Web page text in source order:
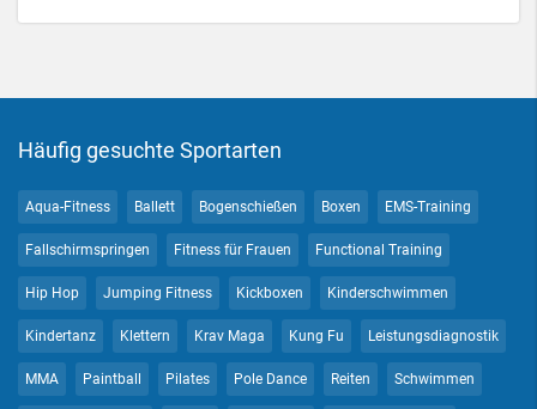
Häufig gesuchte Sportarten
Aqua-Fitness Ballett Bogenschießen Boxen EMS-Training
Fallschirmspringen Fitness für Frauen Functional Training
Hip Hop Jumping Fitness Kickboxen Kinderschwimmen
Kindertanz Klettern Krav Maga Kung Fu Leistungsdiagnostik
MMA Paintball Pilates Pole Dance Reiten Schwimmen